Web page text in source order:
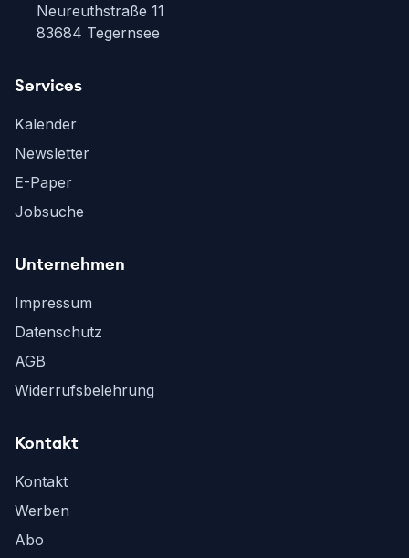
Neureuthstraße 11
83684 Tegernsee
Services
Kalender
Newsletter
E-Paper
Jobsuche
Unternehmen
Impressum
Datenschutz
AGB
Widerrufsbelehrung
Kontakt
Kontakt
Werben
Abo